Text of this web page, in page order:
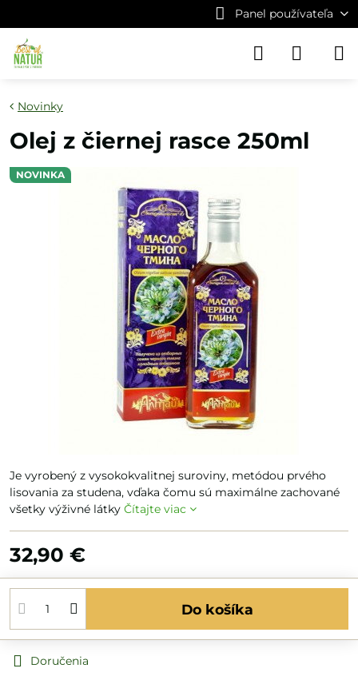
Panel používateľa
NOVINKA
Novinky
Olej z čiernej rasce 250ml
Je vyrobený z vysokokvalitnej suroviny, metódou prvého
lisovania za studena, vďaka čomu sú maximálne zachované
všetky výživné látky Čítajte viac
32,90 €
Do košíka
Doručenia